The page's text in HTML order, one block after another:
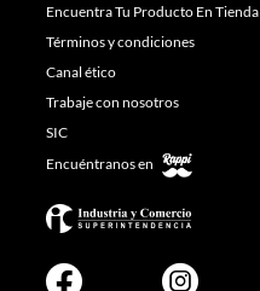
Encuentra Tu Producto En Tienda
Términos y condiciones
Canal ético
Trabaje con nosotros
SIC
Encuéntranos en